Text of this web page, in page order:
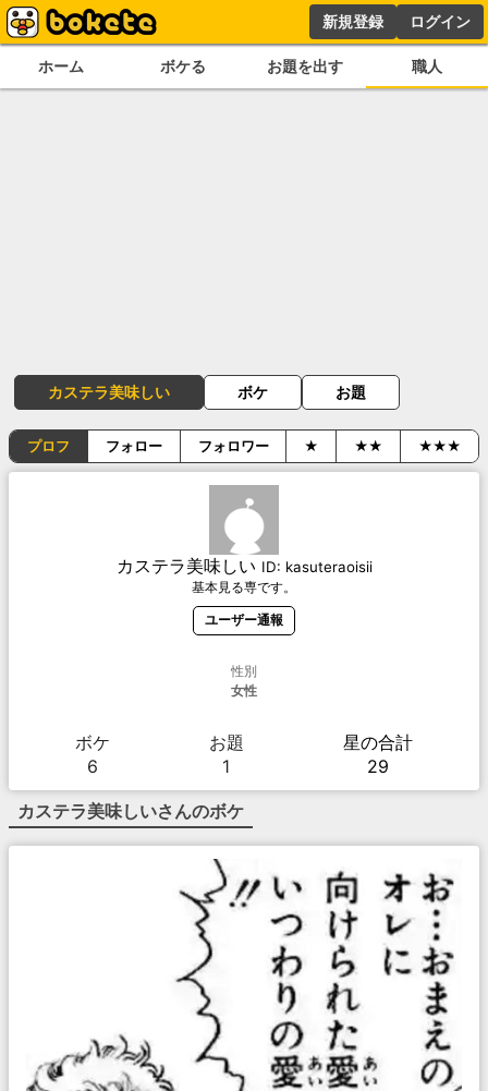
新規登録 ログイン
ホーム ボケる お題を出す 職人
カステラ美味しい ボケ お題
プロフ フォロー フォロワー ★ ★★ ★★★
カステラ美味しい ID: kasuteraoisii
基本見る専です。
ユーザー通報
性別
女性
ボケ
6
お題
1
星の合計
29
カステラ美味しいさんのボケ